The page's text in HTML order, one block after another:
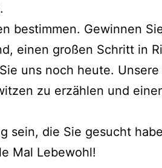
bestimmen. Gewinnen
einen großen Schritt in
uns noch heute.
zu erzählen und
sein, die Sie gesucht
Mal Lebewohl!